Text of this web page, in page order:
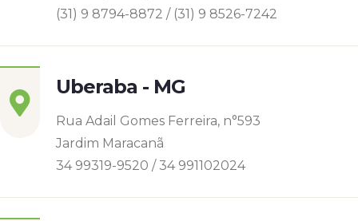
(31) 9 8794-8872 / (31) 9 8526-7242
Uberaba - MG
Rua Adail Gomes Ferreira, n°593
Jardim Maracanã
34 99319-9520 / 34 991102024